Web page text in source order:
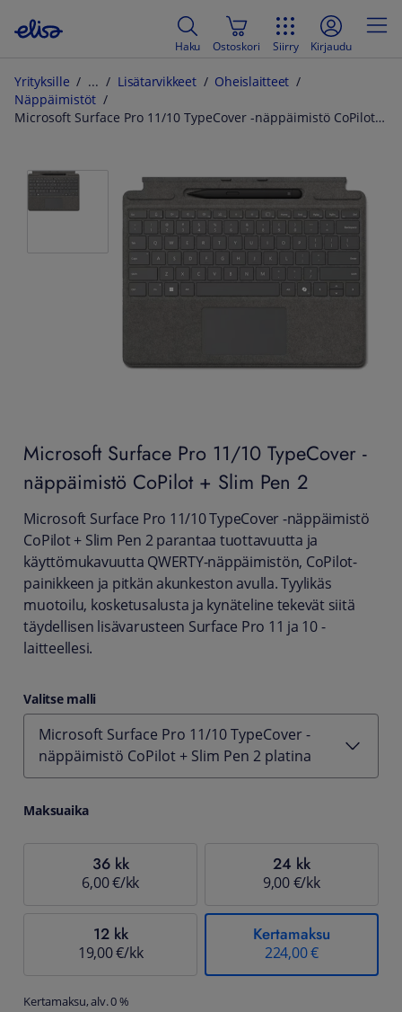
Haku Ostoskori Siirry Kirjaudu
Yrityksille Lisätarvikkeet
Oheislaitteet
Näppäimistöt
Microsoft Surface Pro 11/10 TypeCover -näppäimistö CoPilot + Slim Pen 2
Microsoft Surface Pro 11/10 TypeCover -
näppäimistö CoPilot + Slim Pen 2
Microsoft Surface Pro 11/10 TypeCover -näppäimistö
CoPilot + Slim Pen 2 parantaa tuottavuutta ja
käyttömukavuutta QWERTY-näppäimistön, CoPilot-
painikkeen ja pitkän akunkeston avulla. Tyylikäs
muotoilu, kosketusalusta ja kynäteline tekevät siitä
täydellisen lisävarusteen Surface Pro 11 ja 10 -
laitteellesi.
Valitse malli
Microsoft Surface Pro 11/10 TypeCover -
näppäimistö CoPilot + Slim Pen 2 platina
Maksuaika
36 kk
6,00 €/kk
24 kk
9,00 €/kk
12 kk
19,00 €/kk
Kertamaksu
224,00 €
Kertamaksu, alv. 0 %